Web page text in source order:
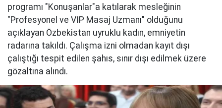
programı "Konuşanlar"a katılarak mesleğinin
"Profesyonel ve VIP Masaj Uzmanı" olduğunu
açıklayan Özbekistan uyruklu kadın, emniyetin
radarına takıldı. Çalışma izni olmadan kayıt dışı
çalıştığı tespit edilen şahıs, sınır dışı edilmek üzere
gözaltına alındı.